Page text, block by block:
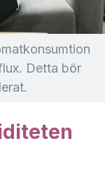
Detta bör